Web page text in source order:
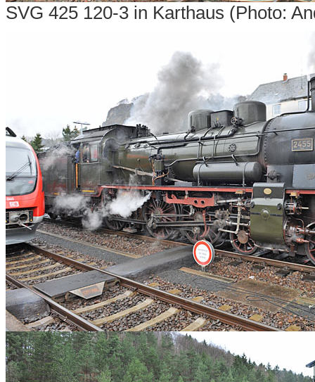
SVG 425 120-3 in Karthaus (Photo: